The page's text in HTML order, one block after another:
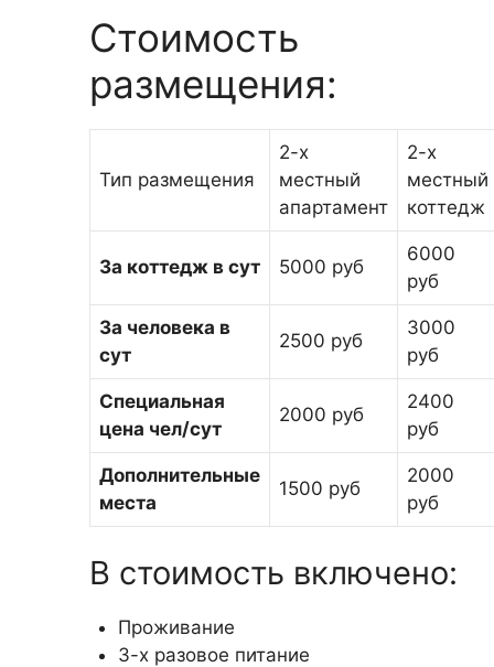
Стоимость
размещения:
Тип размещения
2-х
местный
апартамент
2-х
местный
коттедж
За коттедж в сут 5000 руб
6000
руб
За человека в
сут
2500 руб
3000
руб
Специальная
цена чел/сут
2000 руб
2400
руб
Дополнительные
места
1500 руб
2000
руб
В стоимость включено:
Проживание
3-х разовое питание